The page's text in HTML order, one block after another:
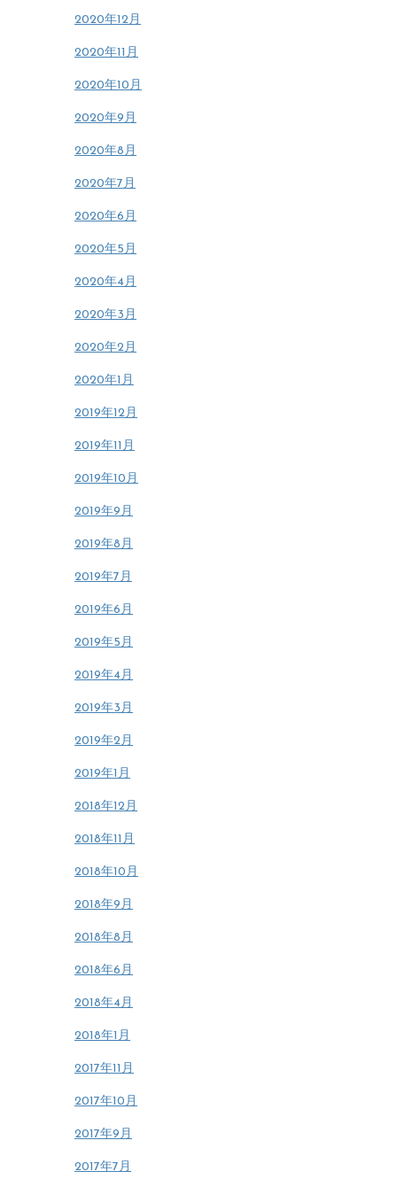
2020年12月
2020年11月
2020年10月
2020年9月
2020年8月
2020年7月
2020年6月
2020年5月
2020年4月
2020年3月
2020年2月
2020年1月
2019年12月
2019年11月
2019年10月
2019年9月
2019年8月
2019年7月
2019年6月
2019年5月
2019年4月
2019年3月
2019年2月
2019年1月
2018年12月
2018年11月
2018年10月
2018年9月
2018年8月
2018年6月
2018年4月
2018年1月
2017年11月
2017年10月
2017年9月
2017年7月